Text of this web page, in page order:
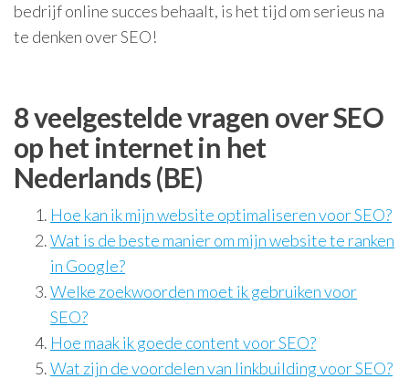
bedrijf online succes behaalt, is het tijd om serieus na
te denken over SEO!
8 veelgestelde vragen over SEO
op het internet in het
Nederlands (BE)
Hoe kan ik mijn website optimaliseren voor SEO?
Wat is de beste manier om mijn website te ranken
in Google?
Welke zoekwoorden moet ik gebruiken voor
SEO?
Hoe maak ik goede content voor SEO?
Wat zijn de voordelen van linkbuilding voor SEO?